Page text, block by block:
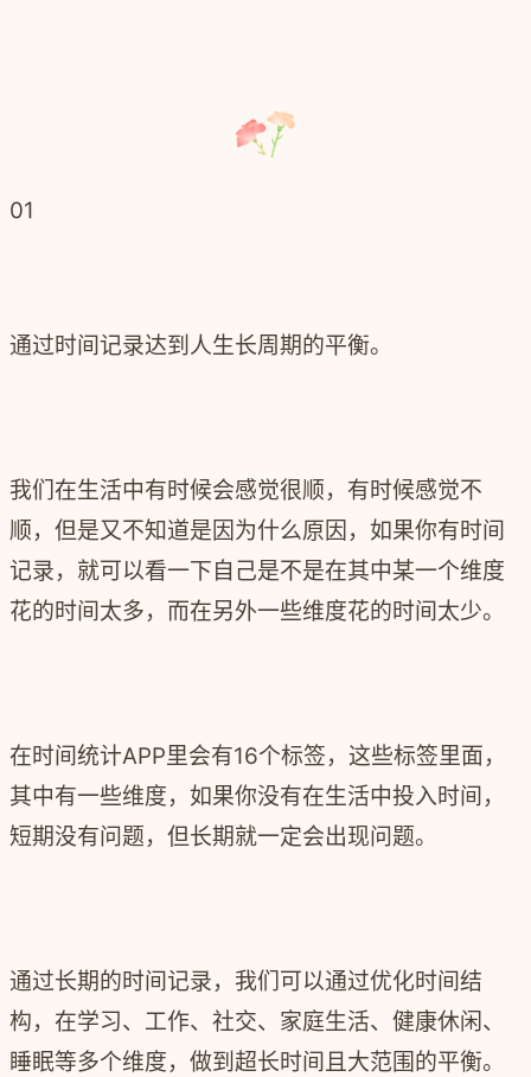
01
通过时间记录达到人生长周期的平衡。
我们在生活中有时候会感觉很顺，有时候感觉不
顺，但是又不知道是因为什么原因，如果你有时间
记录，就可以看一下自己是不是在其中某一个维度
花的时间太多，而在另外一些维度花的时间太少。
在时间统计APP里会有16个标签，这些标签里面，
其中有一些维度，如果你没有在生活中投入时间，
短期没有问题，但长期就一定会出现问题。
通过长期的时间记录，我们可以通过优化时间结
构，在学习、工作、社交、家庭生活、健康休闲、
睡眠等多个维度，做到超长时间且大范围的平衡。